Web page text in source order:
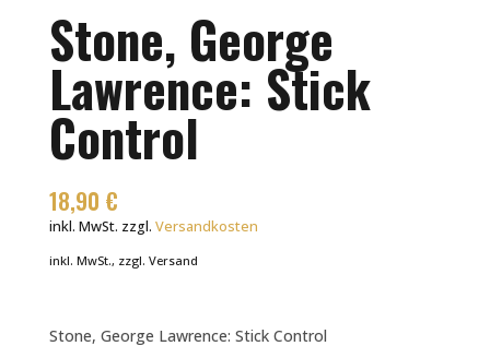
Stone, George
Lawrence: Stick
Control
18,90 €
inkl. MwSt. zzgl. Versandkosten
inkl. MwSt., zzgl. Versand
Stone, George Lawrence: Stick Control